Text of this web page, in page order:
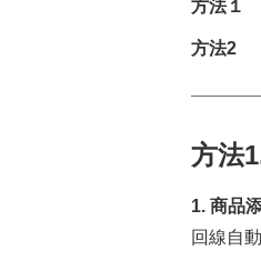
方法2
方法
1. 商品
回線自